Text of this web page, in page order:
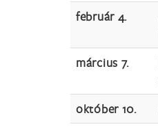
február 4.
március 7.
október 10.